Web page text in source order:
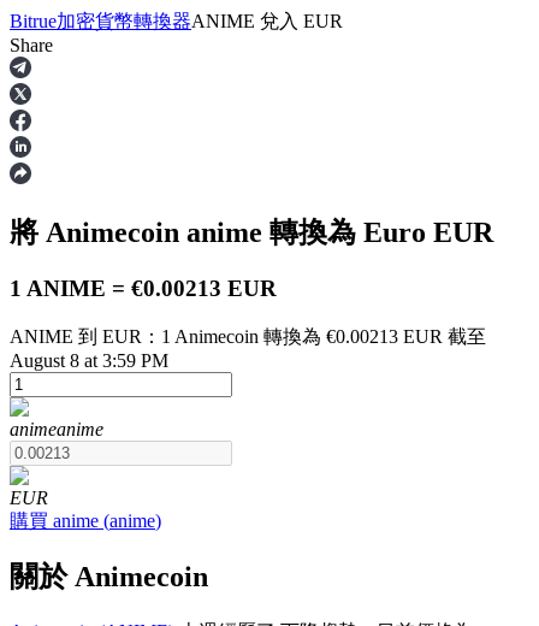
合約
多種以USDT結算的永續合約
Bitrue加密貨幣轉換器ANIME 兌入 EUR
Share
將 Animecoin anime 轉換為 Euro EUR
1 ANIME = €0.00213 EUR
ANIME 到 EUR：1 Animecoin 轉換為 €0.00213 EUR 截至
August 8 at 3:59 PM
animeanime
EUR
購買 anime (anime)
關於 Animecoin